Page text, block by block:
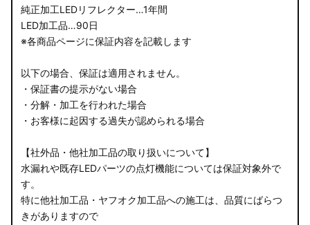
純正加工LEDリフレクター…1年間
LED加工品…90日
※各商品ページに保証内容を記載します
以下の場合、保証は適用されません。
・保証書の提示がない場合
・分解・加工を行われた場合
・お客様に起因する過失が認められる場合
【社外品・他社加工品の取り扱いについて】
水漏れや既存LEDパーツの点灯機能については保証対象外で
す。
特に他社加工品・ヤフオク加工品への施工は、品質にばらつ
きがありますので